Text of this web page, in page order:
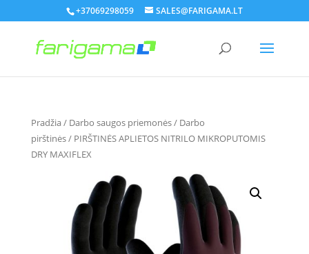
+37069298059 SALES@FARIGAMA.LT
Pradžia/ Darbo saugos priemonės/ Darbo
pirštinės/ PIRŠTINĖS APLIETOS NITRILO MIKROPUTOMIS
DRY MAXIFLEX